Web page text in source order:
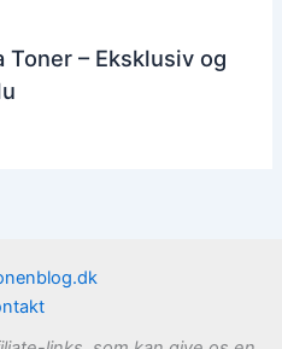
Toner – Eksklusiv og